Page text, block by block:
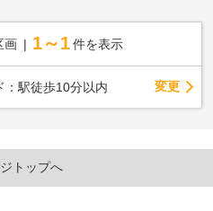
画 1～1 件を表示
：駅徒歩10分以内 変更
トップへ